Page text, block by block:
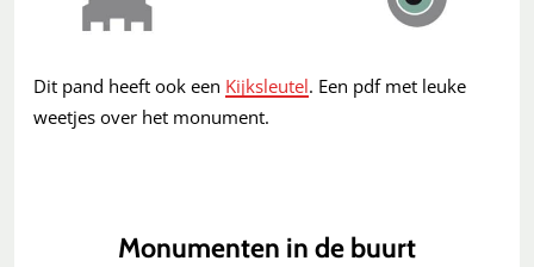
Dit pand heeft ook een Kijksleutel. Een pdf met leuke
weetjes over het monument.
Monumenten in de buurt